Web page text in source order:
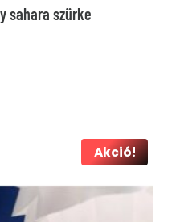
sahara szürke
Akció!